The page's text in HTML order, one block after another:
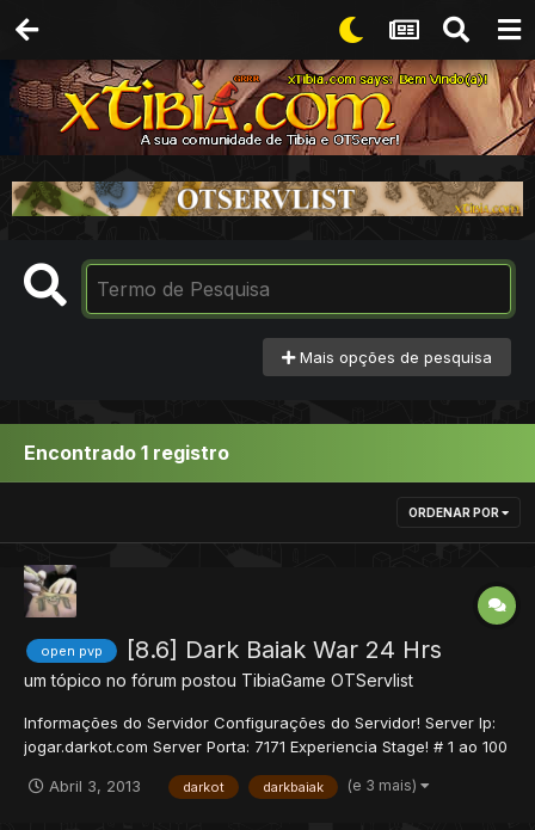
Mais opções de pesquisa
Encontrado 1 registro
ORDENAR POR
open pvp [8.6] Dark Baiak War 24 Hrs
um tópico no fórum postou TibiaGame OTServlist
Informações do Servidor Configurações do Servidor! Server Ip:
jogar.darkot.com Server Porta: 7171 Experiencia Stage! # 1 ao 100
1000x # 601 ao 700 - 800x # 701 ao 800 - 600x # 801 ao 900 -
Abril 3, 2013 darkot darkbaiak (e 3 mais)